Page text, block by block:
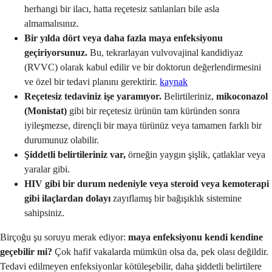
herhangi bir ilacı, hatta reçetesiz satılanları bile asla
almamalısınız.
Bir yılda dört veya daha fazla maya enfeksiyonu
geçiriyorsunuz. Bu, tekrarlayan vulvovajinal kandidiyaz
(RVVC) olarak kabul edilir ve bir doktorun değerlendirmesini
ve özel bir tedavi planını gerektirir. kaynak
Reçetesiz tedaviniz işe yaramıyor. Belirtileriniz, mikoconazol
(Monistat) gibi bir reçetesiz ürünün tam küründen sonra
iyileşmezse, dirençli bir maya türünüz veya tamamen farklı bir
durumunuz olabilir.
Şiddetli belirtileriniz var, örneğin yaygın şişlik, çatlaklar veya
yaralar gibi.
HIV gibi bir durum nedeniyle veya steroid veya kemoterapi
gibi ilaçlardan dolayı zayıflamış bir bağışıklık sistemine
sahipsiniz.
Birçoğu şu soruyu merak ediyor: maya enfeksiyonu kendi kendine
geçebilir mi? Çok hafif vakalarda mümkün olsa da, pek olası değildir.
Tedavi edilmeyen enfeksiyonlar kötüleşebilir, daha şiddetli belirtilere